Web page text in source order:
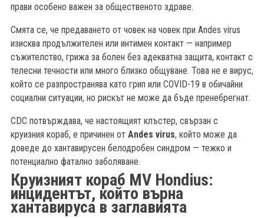
прави особено важен за общественото здраве.
Смята се, че предаването от човек на човек при Andes virus
изисква продължителен или интимен контакт — например
съжителство, грижа за болен без адекватна защита, контакт с
телесни течности или много близко общуване. Това не е вирус,
който се разпространява като грип или COVID-19 в обичайни
социални ситуации, но рискът не може да бъде пренебрегнат.
CDC потвърждава, че настоящият клъстер, свързан с
круизния кораб, е причинен от Andes virus, който може да
доведе до хантавирусен белодробен синдром — тежко и
потенциално фатално заболяване.
Круизният кораб MV Hondius:
инцидентът, който върна
хантавируса в заглавията